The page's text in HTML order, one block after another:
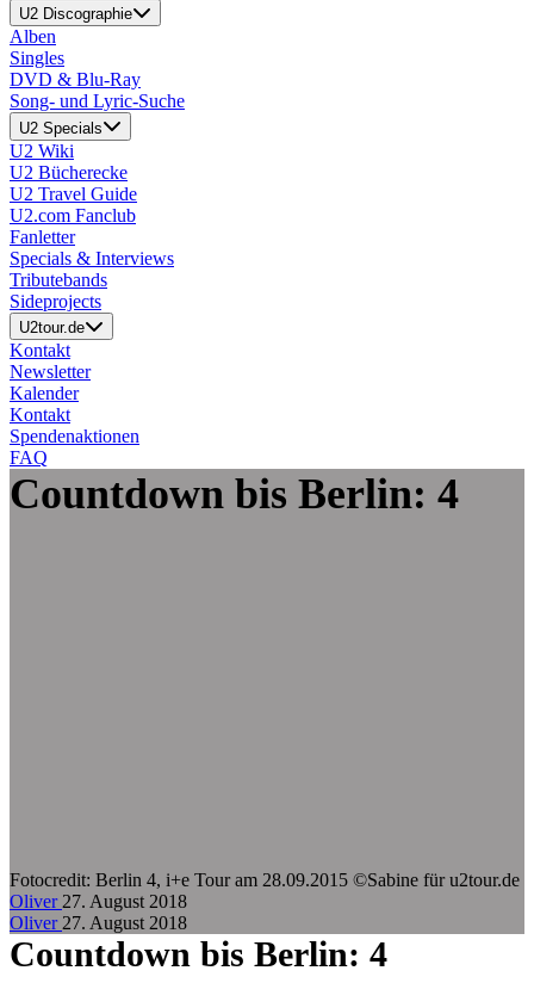
U2 Discographie
Alben
Singles
DVD & Blu-Ray
Song- und Lyric-Suche
U2 Specials
U2 Wiki
U2 Bücherecke
U2 Travel Guide
U2.com Fanclub
Fanletter
Specials & Interviews
Tributebands
Sideprojects
U2tour.de
Kontakt
Newsletter
Kalender
Kontakt
Spendenaktionen
FAQ
Zum Hauptinhalt springen
Countdown bis Berlin: 4
Fotocredit: Berlin 4, i+e Tour am 28.09.2015 ©Sabine für u2tour.de
Oliver 27. August 2018
Oliver 27. August 2018
Countdown bis Berlin: 4